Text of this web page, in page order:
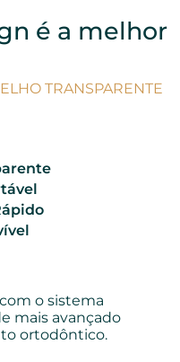
é a melhor
TRANSPARENTE
o sistema
mais avançado
ortodôntico.